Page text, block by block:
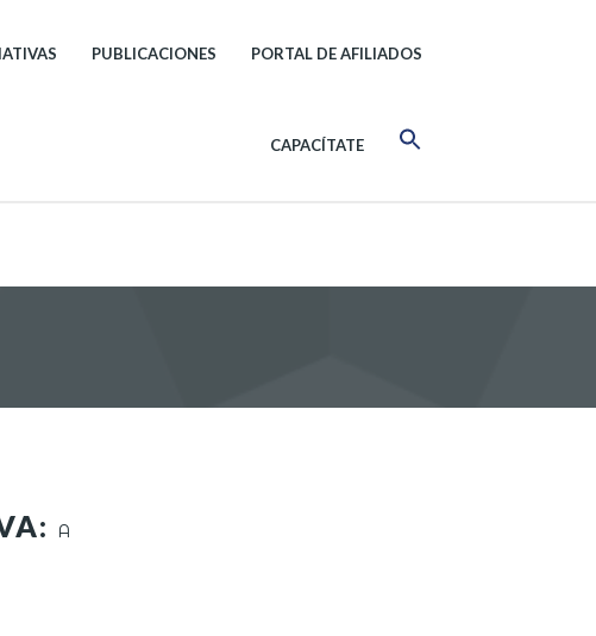
PUBLICACIONES PORTAL DE AFILIADOS
CAPACÍTATE
A